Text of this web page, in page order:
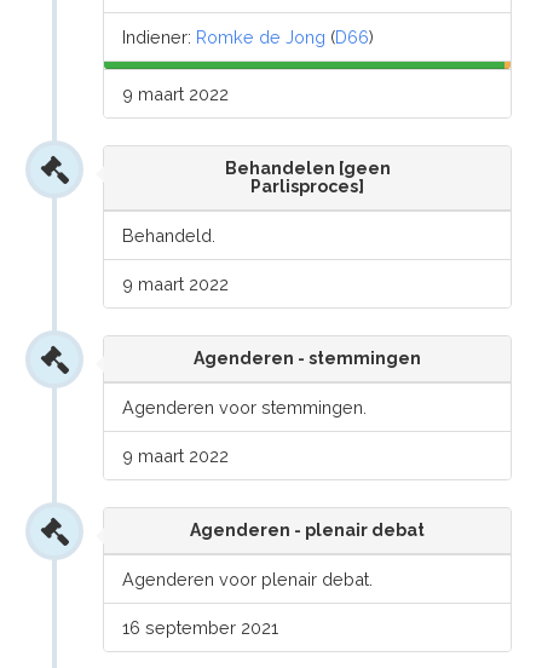
Indiener: Romke de Jong (D66)
9 maart 2022
Behandelen [geen
Parlisproces]
Behandeld.
9 maart 2022
Agenderen - stemmingen
Agenderen voor stemmingen.
9 maart 2022
Agenderen - plenair debat
Agenderen voor plenair debat.
16 september 2021